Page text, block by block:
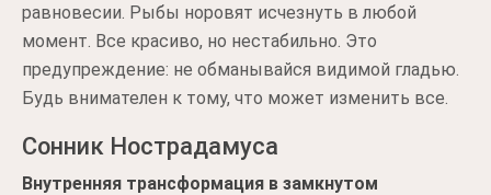
равновесии. Рыбы норовят исчезнуть в любой
момент. Все красиво, но нестабильно. Это
предупреждение: не обманывайся видимой гладью.
Будь внимателен к тому, что может изменить все.
Сонник Нострадамуса
Внутренняя трансформация в замкнутом